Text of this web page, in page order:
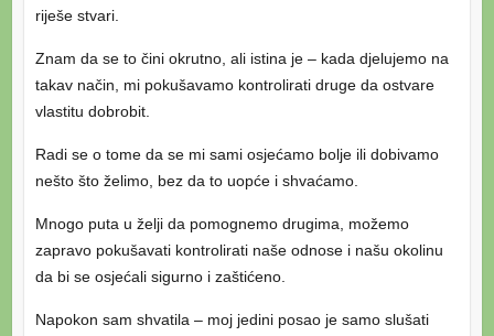
riješe stvari.
Znam da se to čini okrutno, ali istina je – kada djelujemo na
takav način, mi pokušavamo kontrolirati druge da ostvare
vlastitu dobrobit.
Radi se o tome da se mi sami osjećamo bolje ili dobivamo
nešto što želimo, bez da to uopće i shvaćamo.
Mnogo puta u želji da pomognemo drugima, možemo
zapravo pokušavati kontrolirati naše odnose i našu okolinu
da bi se osjećali sigurno i zaštićeno.
Napokon sam shvatila – moj jedini posao je samo slušati